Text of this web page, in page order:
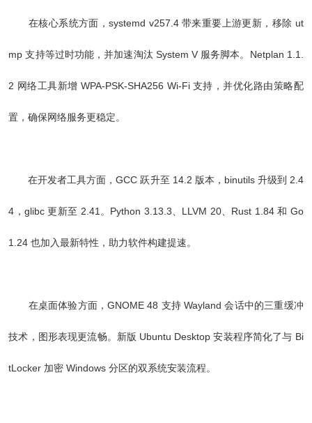
在核心系统方面，systemd v257.4 带来重要上游更新，移除 ut
mp 支持等过时功能，并加速淘汰 System V 服务脚本。Netplan 1.1.
2 网络工具新增 WPA-PSK-SHA256 Wi-Fi 支持，并优化路由策略配
置，确保网络服务更稳定。
在开发者工具方面，GCC 跃升至 14.2 版本，binutils 升级到 2.4
4，glibc 更新至 2.41。Python 3.13.3、LLVM 20、Rust 1.84 和 Go
1.24 也加入最新特性，助力软件构建提速。
在桌面体验方面，GNOME 48 支持 Wayland 会话中的三重缓冲
技术，图形表现更流畅。新版 Ubuntu Desktop 安装程序简化了与 Bi
tLocker 加密 Windows 分区的双系统安装流程。